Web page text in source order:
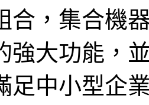
合，集合機
強大功能，
足中小型企